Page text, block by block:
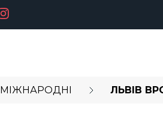
МІЖНАРОДНІ ЛЬВІВ